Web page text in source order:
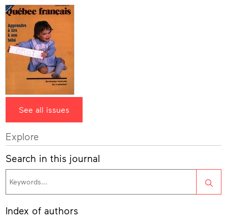
See all issues
Explore
Search in this journal
Index of authors